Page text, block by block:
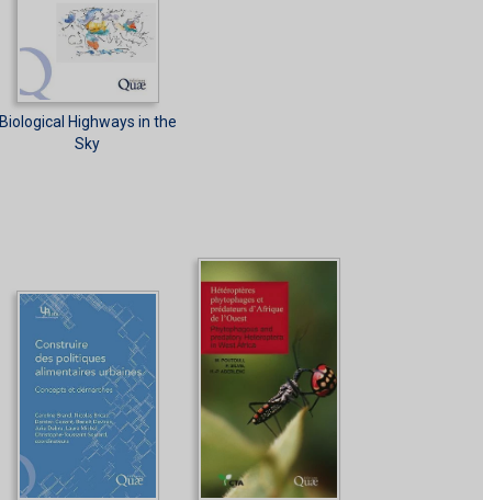
Biological Highways in the
Sky